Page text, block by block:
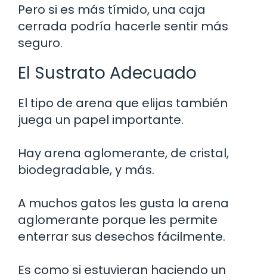
Pero si es más tímido, una caja
cerrada podría hacerle sentir más
seguro.
El Sustrato Adecuado
El tipo de arena que elijas también
juega un papel importante.
Hay arena aglomerante, de cristal,
biodegradable, y más.
A muchos gatos les gusta la arena
aglomerante porque les permite
enterrar sus desechos fácilmente.
Es como si estuvieran haciendo un